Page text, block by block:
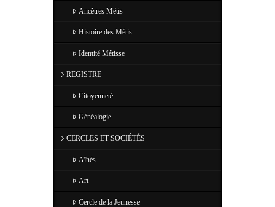
Ancêtres Métis
Histoire des Métis
Identité Métisse
REGISTRE
Citoyenneté
Généalogie
CERCLES ET SOCIÉTÉS
Aînés
Art
Cercle de la Jeunesse